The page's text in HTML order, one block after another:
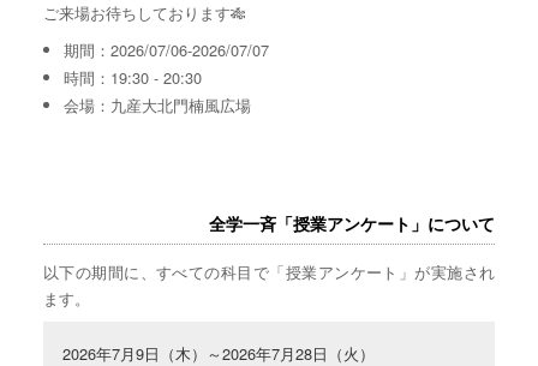
ご来場お待ちしております🎋
期間：2026/07/06-2026/07/07
時間：19:30 - 20:30
会場：九産大北門楠風広場
全学一斉「授業アンケート」について
以下の期間に、すべての科目で「授業アンケート」が実施され
ます。
2026年7月9日（木）～2026年7月28日（火）